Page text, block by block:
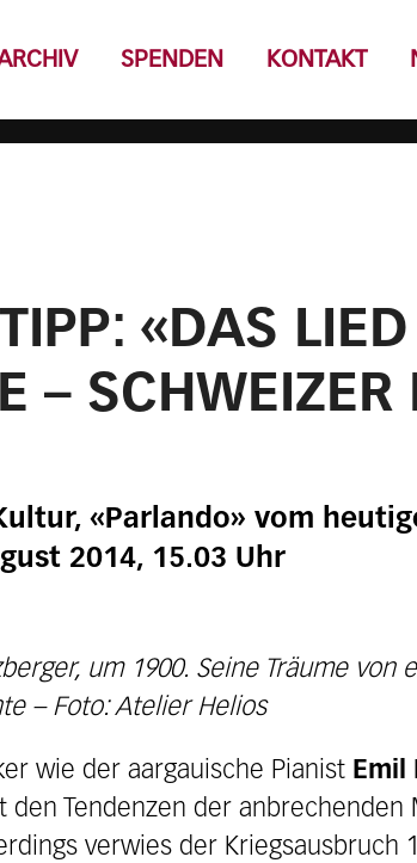
SPENDEN KONTAKT
«DAS
–
«Parlando» vom
2014, 15.03 Uhr
um 1900. Seine Träume
– Foto: Atelier Helios
wie der aargauische Pianist Emil
den Tendenzen der
verwies der